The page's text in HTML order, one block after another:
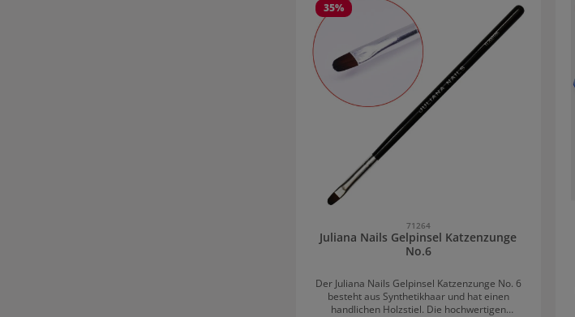
35%
71264
Juliana Nails Gelpinsel Katzenzunge
No.6
Der Juliana Nails Gelpinsel Katzenzunge No. 6
besteht aus Synthetikhaar und hat einen
handlichen Holzstiel. Die hochwertigen